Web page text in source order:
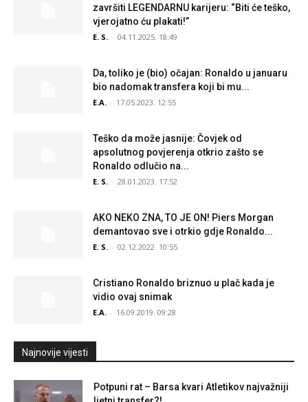
završiti LEGENDARNU karijeru: “Biti će teško,
vjerojatno ću plakati!”
E. S. - 04.11.2025. 18:49
Da, toliko je (bio) očajan: Ronaldo u januaru
bio nadomak transfera koji bi mu...
E.A. - 17.05.2023. 12:55
Teško da može jasnije: Čovjek od
apsolutnog povjerenja otkrio zašto se
Ronaldo odlučio na...
E. S. - 28.01.2023. 17:52
AKO NEKO ZNA, TO JE ON! Piers Morgan
demantovao sve i otrkio gdje Ronaldo...
E. S. - 02.12.2022. 10:55
Cristiano Ronaldo briznuo u plač kada je
vidio ovaj snimak
E.A. - 16.09.2019. 09:28
Najnovije vijesti
Potpuni rat – Barsa kvari Atletikov najvažniji